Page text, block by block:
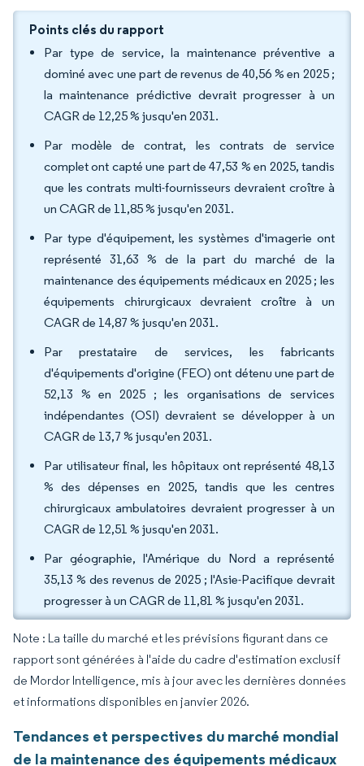
Points clés du rapport
Par type de service, la maintenance préventive a
dominé avec une part de revenus de 40,56 % en 2025 ;
la maintenance prédictive devrait progresser à un
CAGR de 12,25 % jusqu'en 2031.
Par modèle de contrat, les contrats de service
complet ont capté une part de 47,53 % en 2025, tandis
que les contrats multi-fournisseurs devraient croître à
un CAGR de 11,85 % jusqu'en 2031.
Par type d'équipement, les systèmes d'imagerie ont
représenté 31,63 % de la part du marché de la
maintenance des équipements médicaux en 2025 ; les
équipements chirurgicaux devraient croître à un
CAGR de 14,87 % jusqu'en 2031.
Par prestataire de services, les fabricants
d'équipements d'origine (FEO) ont détenu une part de
52,13 % en 2025 ; les organisations de services
indépendantes (OSI) devraient se développer à un
CAGR de 13,7 % jusqu'en 2031.
Par utilisateur final, les hôpitaux ont représenté 48,13
% des dépenses en 2025, tandis que les centres
chirurgicaux ambulatoires devraient progresser à un
CAGR de 12,51 % jusqu'en 2031.
Par géographie, l'Amérique du Nord a représenté
35,13 % des revenus de 2025 ; l'Asie-Pacifique devrait
progresser à un CAGR de 11,81 % jusqu'en 2031.
Note : La taille du marché et les prévisions figurant dans ce
rapport sont générées à l'aide du cadre d'estimation exclusif
de Mordor Intelligence, mis à jour avec les dernières données
et informations disponibles en janvier 2026.
Tendances et perspectives du marché mondial
de la maintenance des équipements médicaux